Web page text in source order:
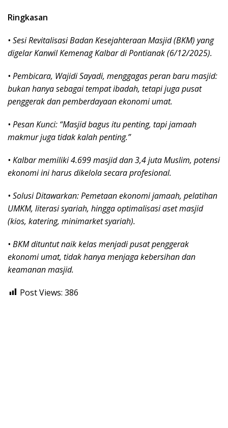
Ringkasan
• Sesi Revitalisasi Badan Kesejahteraan Masjid (BKM) yang
digelar Kanwil Kemenag Kalbar di Pontianak (6/12/2025).
• Pembicara, Wajidi Sayadi, menggagas peran baru masjid:
bukan hanya sebagai tempat ibadah, tetapi juga pusat
penggerak dan pemberdayaan ekonomi umat.
• Pesan Kunci: “Masjid bagus itu penting, tapi jamaah
makmur juga tidak kalah penting.”
• Kalbar memiliki 4.699 masjid dan 3,4 juta Muslim, potensi
ekonomi ini harus dikelola secara profesional.
• Solusi Ditawarkan: Pemetaan ekonomi jamaah, pelatihan
UMKM, literasi syariah, hingga optimalisasi aset masjid
(kios, katering, minimarket syariah).
• BKM dituntut naik kelas menjadi pusat penggerak
ekonomi umat, tidak hanya menjaga kebersihan dan
keamanan masjid.
Post Views: 386